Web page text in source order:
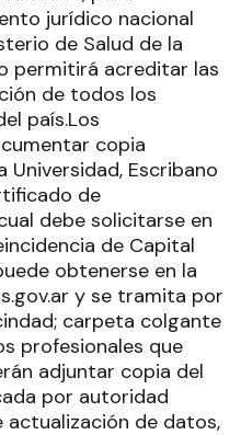
jurídico nacional
de Salud de la
permitirá acreditar las
de todos los
país.Los
copia
Escribano
de
debe solicitarse en
de Capital
obtenerse en la
y se tramita por
carpeta colgante
profesionales que
adjuntar copia del
por autoridad
de datos,